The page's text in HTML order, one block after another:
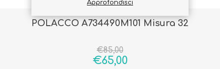
POLACCO A734490M101 Misura 32
€85,00
€65,00
Approfondisci